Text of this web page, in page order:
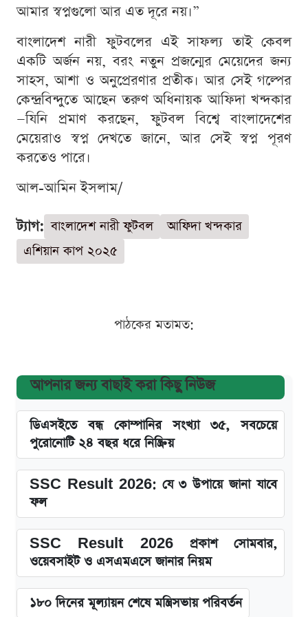
আমার স্বপ্নগুলো আর এত দূরে নয়।”
বাংলাদেশ নারী ফুটবলের এই সাফল্য তাই কেবল
একটি অর্জন নয়, বরং নতুন প্রজন্মের মেয়েদের জন্য
সাহস, আশা ও অনুপ্রেরণার প্রতীক। আর সেই গল্পের
কেন্দ্রবিন্দুতে আছেন তরুণ অধিনায়ক আফিদা খন্দকার
—যিনি প্রমাণ করছেন, ফুটবল বিশ্বে বাংলাদেশের
মেয়েরাও স্বপ্ন দেখতে জানে, আর সেই স্বপ্ন পূরণ
করতেও পারে।
আল-আমিন ইসলাম/
ট্যাগ: বাংলাদেশ নারী ফুটবল
আফিদা খন্দকার
এশিয়ান কাপ ২০২৫
পাঠকের মতামত:
আপনার জন্য বাছাই করা কিছু নিউজ
ডিএসইতে বন্ধ কোম্পানির সংখ্যা ৩৫, সবচেয়ে
পুরোনোটি ২৪ বছর ধরে নিষ্ক্রিয়
SSC Result 2026: যে ৩ উপায়ে জানা যাবে
ফল
SSC Result 2026 প্রকাশ সোমবার,
ওয়েবসাইট ও এসএমএসে জানার নিয়ম
১৮০ দিনের মূল্যায়ন শেষে মন্ত্রিসভায় পরিবর্তন